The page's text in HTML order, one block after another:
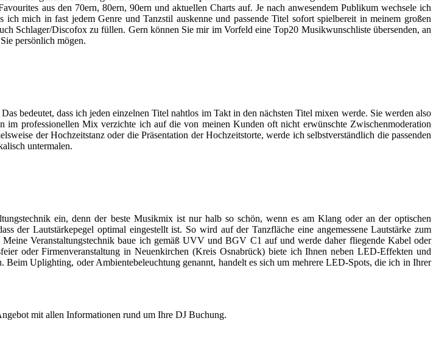
aus den 70ern, 80ern, 90ern und aktuellen Charts auf. Je nach anwesendem Publikum wechsele ich
mich in fast jedem Genre und Tanzstil auskenne und passende Titel sofort spielbereit in meinem großen
Schlager/Discofox zu füllen. Gern können Sie mir im Vorfeld eine Top20 Musikwunschliste übersenden, an
persönlich mögen.
bedeutet, dass ich jeden einzelnen Titel nahtlos im Takt in den nächsten Titel mixen werde. Sie werden also
professionellen Mix verzichte ich auf die von meinen Kunden oft nicht erwünschte Zwischenmoderation
der Hochzeitstanz oder die Präsentation der Hochzeitstorte, werde ich selbstverständlich die passenden
untermalen.
ein, denn der beste Musikmix ist nur halb so schön, wenn es am Klang oder an der optischen
der Lautstärkepegel optimal eingestellt ist. So wird auf der Tanzfläche eine angemessene Lautstärke zum
Veranstaltungstechnik baue ich gemäß UVV und BGV C1 auf und werde daher fliegende Kabel oder
oder Firmenveranstaltung in Neuenkirchen (Kreis Osnabrück) biete ich Ihnen neben LED-Effekten und
Uplighting, oder Ambientebeleuchtung genannt, handelt es sich um mehrere LED-Spots, die ich in Ihrer
mit allen Informationen rund um Ihre DJ Buchung.